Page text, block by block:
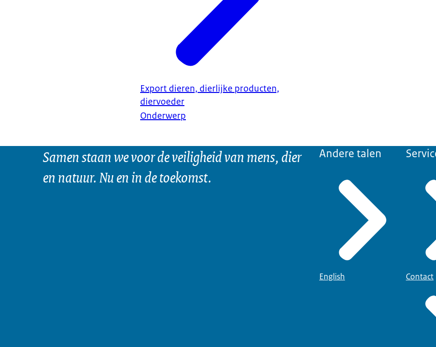
Export dieren, dierlijke producten,
diervoeder
Onderwerp
Samen staan we voor de veiligheid van mens, dier
en natuur. Nu en in de toekomst.
Andere talen
English Contact